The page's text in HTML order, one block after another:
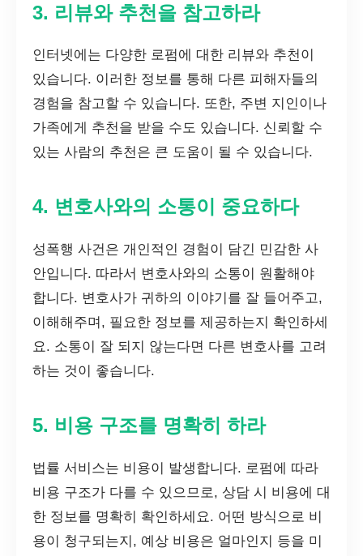
3. 리뷰와 추천을 참고하라
인터넷에는 다양한 로펌에 대한 리뷰와 추천이
있습니다. 이러한 정보를 통해 다른 피해자들의
경험을 참고할 수 있습니다. 또한, 주변 지인이나
가족에게 추천을 받을 수도 있습니다. 신뢰할 수
있는 사람의 추천은 큰 도움이 될 수 있습니다.
4. 변호사와의 소통이 중요하다
성폭행 사건은 개인적인 경험이 담긴 민감한 사
안입니다. 따라서 변호사와의 소통이 원활해야
합니다. 변호사가 귀하의 이야기를 잘 들어주고,
이해해주며, 필요한 정보를 제공하는지 확인하세
요. 소통이 잘 되지 않는다면 다른 변호사를 고려
하는 것이 좋습니다.
5. 비용 구조를 명확히 하라
법률 서비스는 비용이 발생합니다. 로펌에 따라
비용 구조가 다를 수 있으므로, 상담 시 비용에 대
한 정보를 명확히 확인하세요. 어떤 방식으로 비
용이 청구되는지, 예상 비용은 얼마인지 등을 미